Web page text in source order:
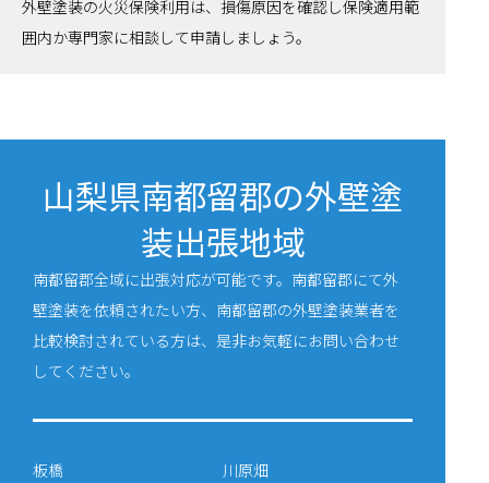
外壁塗装の火災保険利用は、損傷原因を確認し保険適用範
囲内か専門家に相談して申請しましょう。
山梨県南都留郡の外壁塗
装出張地域
南都留郡全域に出張対応が可能です。南都留郡にて外
壁塗装を依頼されたい方、南都留郡の外壁塗装業者を
比較検討されている方は、是非お気軽にお問い合わせ
してください。
板橋
川原畑